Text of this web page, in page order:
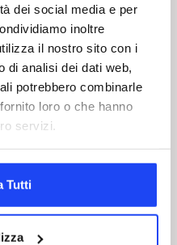
dei social media e per
inoltre
il nostro sito con i
di analisi dei dati web,
potrebbero combinarle
loro o che hanno
servizi.
Tutti
che ne trarrà renderà il
da riprovare e
permette di distinguersi
in cui l’utente è
promozionali di
. E ciò è ancora più
globalizzato e